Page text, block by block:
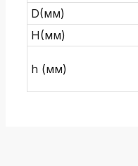
D(мм)
H(мм)
h (мм)